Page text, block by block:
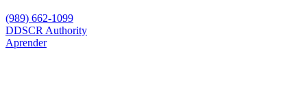
(989) 662-1099
DDSCR Authority
Aprender